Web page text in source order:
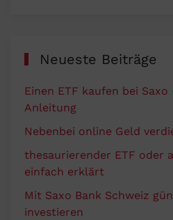
Neueste Beiträge
Einen ETF kaufen bei
Anleitung
Nebenbei online Geld
thesaurierender ETF oder
einfach erklärt
Mit Saxo Bank Schweiz
investieren